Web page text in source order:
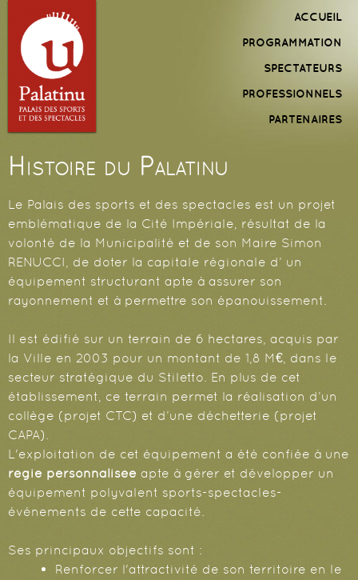
Menu
principal
ACCUEIL
PROGRAMMATION
SPECTATEURS
PROFESSIONNELS
PARTENAIRES
Histoire du Palatinu
Le Palais des sports et des spectacles est un projet
emblématique de la Cité Impériale, résultat de la
volonté de la Municipalité et de son Maire Simon
RENUCCI, de doter la capitale régionale d’ un
équipement structurant apte à assurer son
rayonnement et à permettre son épanouissement.
Il est édifié sur un terrain de 6 hectares, acquis par
la Ville en 2003 pour un montant de 1,8 M€, dans le
secteur stratégique du Stiletto. En plus de cet
établissement, ce terrain permet la réalisation d’un
collège (projet CTC) et d’une déchetterie (projet
CAPA).
L'exploitation de cet équipement a été confiée à une
régie personnalisée apte à gérer et développer un
équipement polyvalent sports-spectacles-
événements de cette capacité.
Ses principaux objectifs sont :
Renforcer l'attractivité de son territoire en le